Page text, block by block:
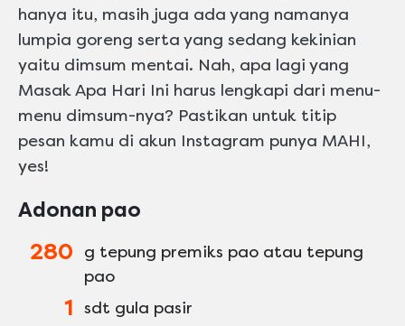
hanya itu, masih juga ada yang namanya
lumpia goreng serta yang sedang kekinian
yaitu dimsum mentai. Nah, apa lagi yang
Masak Apa Hari Ini harus lengkapi dari menu-
menu dimsum-nya? Pastikan untuk titip
pesan kamu di akun Instagram punya MAHI,
yes!
Adonan pao
280
g tepung premiks pao atau tepung
pao
1 sdt gula pasir